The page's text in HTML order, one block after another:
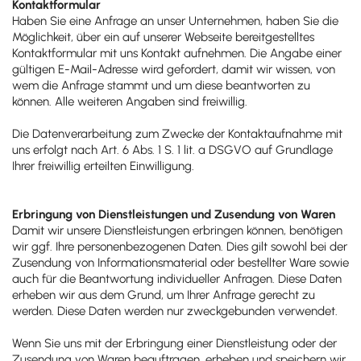
Kontaktformular
Haben Sie eine Anfrage an unser Unternehmen, haben Sie die
Möglichkeit, über ein auf unserer Webseite bereitgestelltes
Kontaktformular mit uns Kontakt aufnehmen. Die Angabe einer
gültigen E-Mail-Adresse wird gefordert, damit wir wissen, von
wem die Anfrage stammt und um diese beantworten zu
können. Alle weiteren Angaben sind freiwillig.
Die Datenverarbeitung zum Zwecke der Kontaktaufnahme mit
uns erfolgt nach Art. 6 Abs. 1 S. 1 lit. a DSGVO auf Grundlage
Ihrer freiwillig erteilten Einwilligung.
Erbringung von Dienstleistungen und Zusendung von Waren
Damit wir unsere Dienstleistungen erbringen können, benötigen
wir ggf. Ihre personenbezogenen Daten. Dies gilt sowohl bei der
Zusendung von Informationsmaterial oder bestellter Ware sowie
auch für die Beantwortung individueller Anfragen. Diese Daten
erheben wir aus dem Grund, um Ihrer Anfrage gerecht zu
werden. Diese Daten werden nur zweckgebunden verwendet.
Wenn Sie uns mit der Erbringung einer Dienstleistung oder der